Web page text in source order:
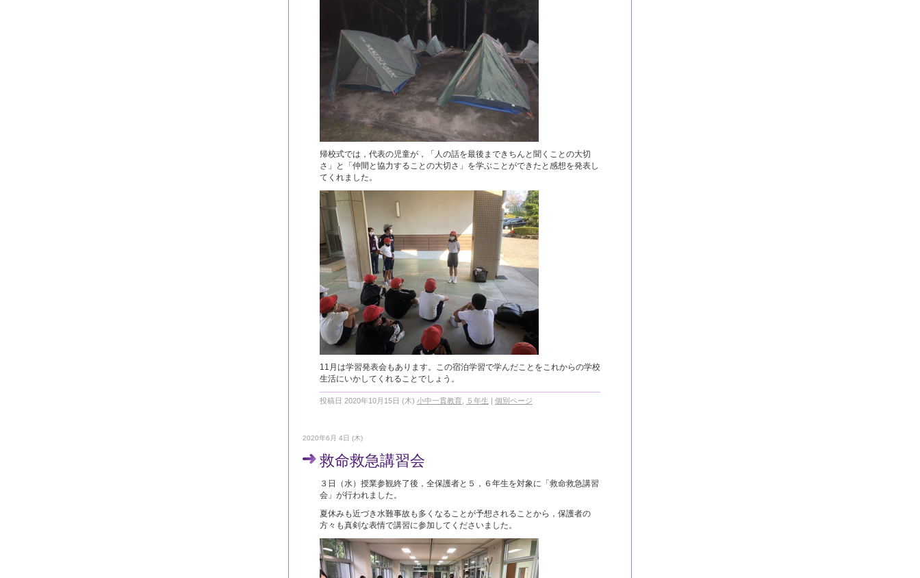
帰校式では，代表の児童が，「人の話を最後まできちんと聞くことの大切
さ」と「仲間と協力することの大切さ」を学ぶことができたと感想を発表し
てくれました。
11月は学習発表会もあります。この宿泊学習で学んだことをこれからの学校
生活にいかしてくれることでしょう。
投稿日 2020年10月15日 (木) 小中一貫教育 ５年生 | 個別ページ
2020年6月 4日 (木)
救命救急講習会
３日（水）授業参観終了後，全保護者と５，６年生を対象に「救命救急講習
会」が行われました。
夏休みも近づき水難事故も多くなることが予想されることから，保護者の
方々も真剣な表情で講習に参加してくださいました。